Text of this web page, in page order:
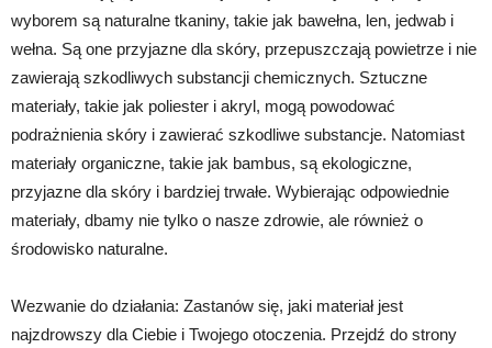
wyborem są naturalne tkaniny, takie jak bawełna, len, jedwab i
wełna. Są one przyjazne dla skóry, przepuszczają powietrze i nie
zawierają szkodliwych substancji chemicznych. Sztuczne
materiały, takie jak poliester i akryl, mogą powodować
podrażnienia skóry i zawierać szkodliwe substancje. Natomiast
materiały organiczne, takie jak bambus, są ekologiczne,
przyjazne dla skóry i bardziej trwałe. Wybierając odpowiednie
materiały, dbamy nie tylko o nasze zdrowie, ale również o
środowisko naturalne.
Wezwanie do działania: Zastanów się, jaki materiał jest
najzdrowszy dla Ciebie i Twojego otoczenia. Przejdź do strony